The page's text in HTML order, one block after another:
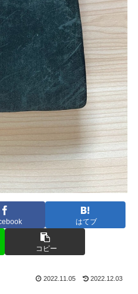
はてブ
コピー
2022.11.05 2022.12.03